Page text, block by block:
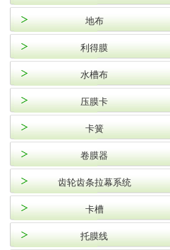
地布
利得膜
水槽布
压膜卡
卡簧
卷膜器
齿轮齿条拉幕系统
卡槽
托膜线